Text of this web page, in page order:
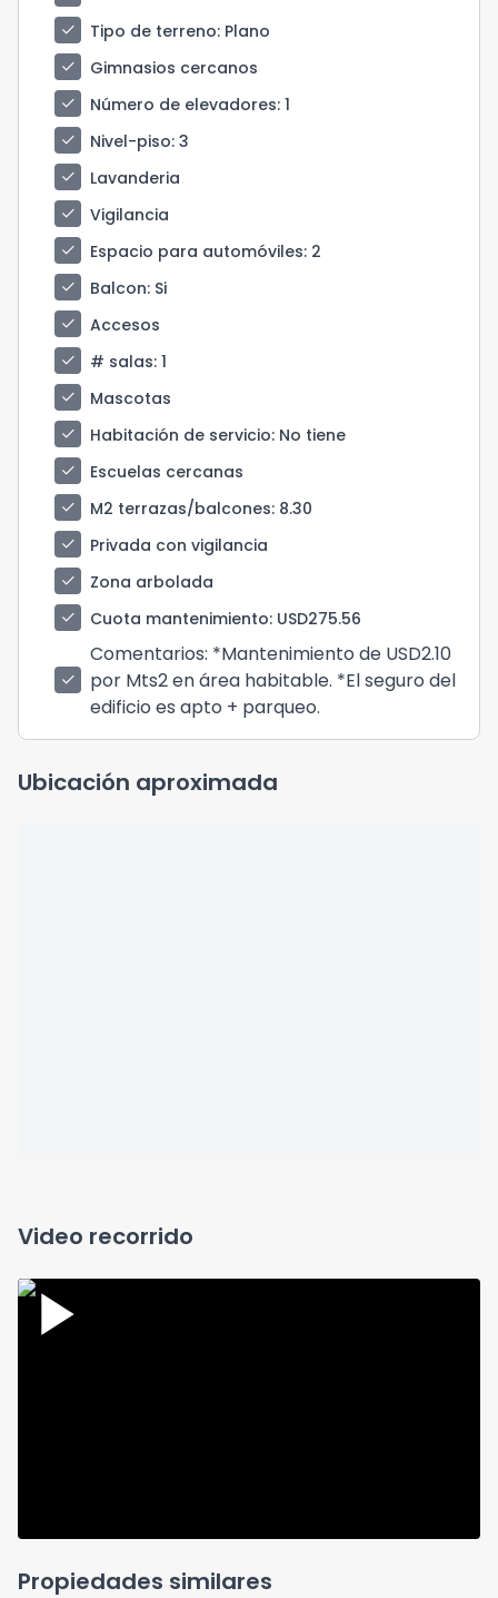
check
Tipo de terreno: Plano
check
Gimnasios cercanos
check
Número de elevadores: 1
check
Nivel-piso: 3
check
Lavanderia
check
Vigilancia
check
Espacio para automóviles: 2
check
Balcon: Si
check
Accesos
check
# salas: 1
check
Mascotas
check
Habitación de servicio: No tiene
check
Escuelas cercanas
check
M2 terrazas/balcones: 8.30
check
Privada con vigilancia
check
Zona arbolada
check
Cuota mantenimiento: USD275.56
check
Comentarios: *Mantenimiento de USD2.10
por Mts2 en área habitable. *El seguro del
edificio es apto + parqueo.
Ubicación aproximada
Video recorrido
Propiedades similares